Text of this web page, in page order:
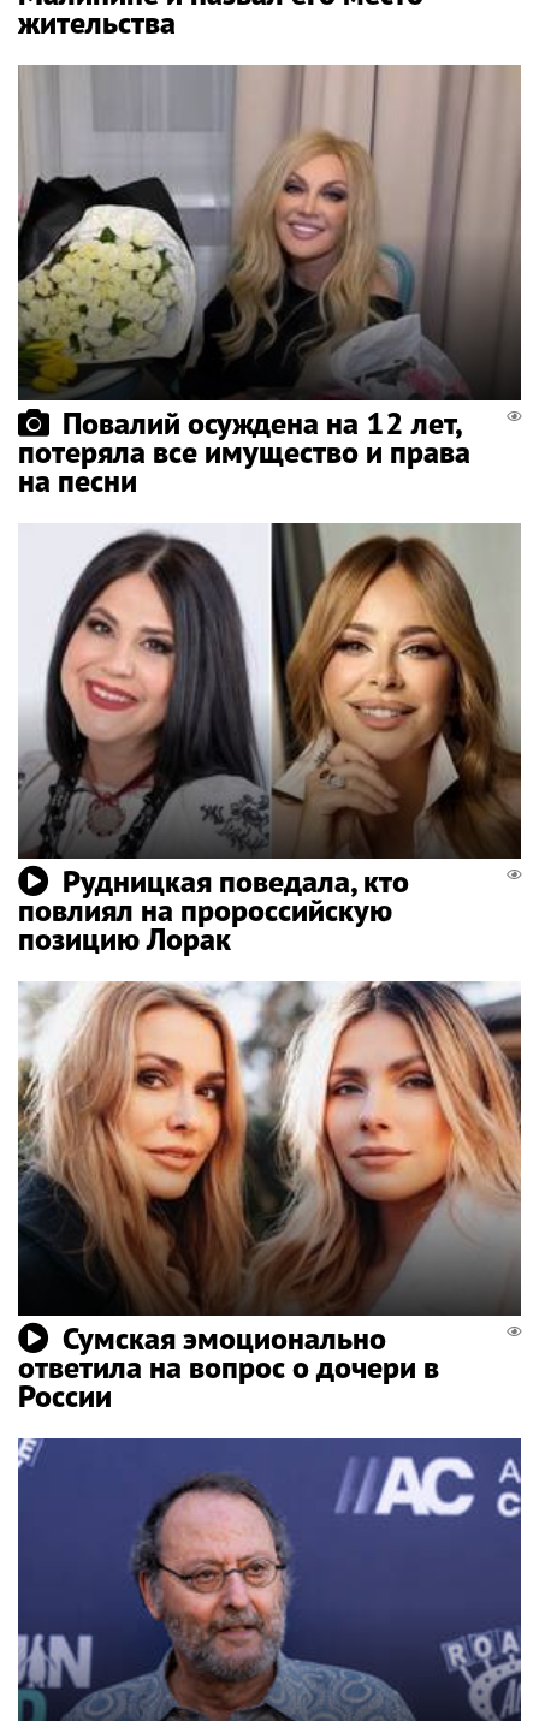
жительства
Повалий осуждена на 12 лет,
потеряла все имущество и права
на песни
Рудницкая поведала, кто
повлиял на пророссийскую
позицию Лорак
Сумская эмоционально
ответила на вопрос о дочери в
России